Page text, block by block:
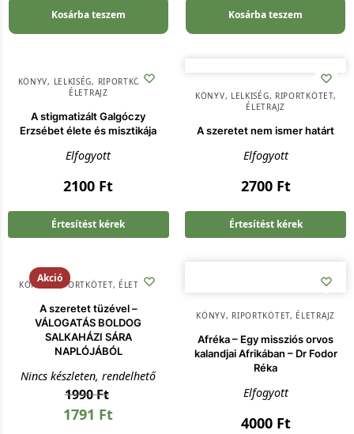
Kosárba teszem Kosárba teszem
KÖNYV, LELKISÉG, RIPORTKÖTET,
ÉLETRAJZ
A stigmatizált Galgóczy
Erzsébet élete és misztikája
Elfogyott
2100 Ft
Értesítést kérek
KÖNYV, LELKISÉG, RIPORTKÖTET,
ÉLETRAJZ
A szeretet nem ismer határt
Elfogyott
2700 Ft
Értesítést kérek
Akció
KÖNYV,RIPORTKÖTET, ÉLETRAJZ
A szeretet tüzével –
VÁLOGATÁS BOLDOG
SALKAHÁZI SÁRA
NAPLÓJÁBÓL
Nincs készleten, rendelhető
1990Ft
1791 Ft
KÖNYV, RIPORTKÖTET, ÉLETRAJZ
Afréka – Egy missziós orvos
kalandjai Afrikában – Dr Fodor
Réka
Elfogyott
4000 Ft